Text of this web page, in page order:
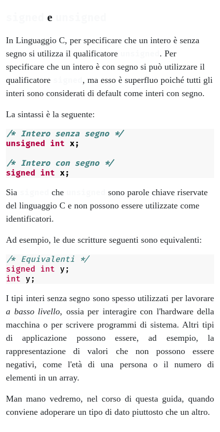
e
In Linguaggio C, per specificare che un intero è senza
segno si utilizza il qualificatore
. Per
specificare che un intero è con segno si può utilizzare il
qualificatore
, ma esso è superfluo poiché tutti gli
interi sono considerati di default come interi con segno.
La sintassi è la seguente:
/* Intero senza segno */
unsigned int x;
/* Intero con segno */
signed int x;
Sia
che
sono parole chiave riservate
del linguaggio C e non possono essere utilizzate come
identificatori.
Ad esempio, le due scritture seguenti sono equivalenti:
/* Equivalenti */
signed int y ;
int y ;
I tipi interi senza segno sono spesso utilizzati per lavorare
a basso livello, ossia per interagire con l'hardware della
macchina o per scrivere programmi di sistema. Altri tipi
di applicazione possono essere, ad esempio, la
rappresentazione di valori che non possono essere
negativi, come l'età di una persona o il numero di
elementi in un array.
Man mano vedremo, nel corso di questa guida, quando
conviene adoperare un tipo di dato piuttosto che un altro.